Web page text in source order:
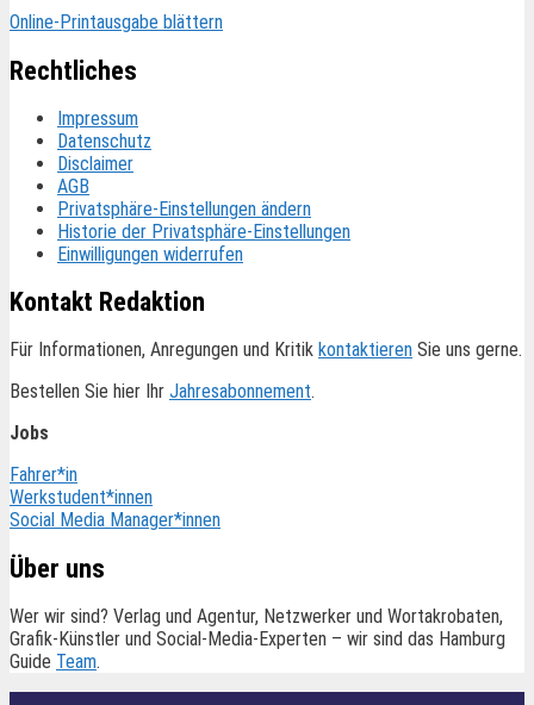
Online-Printausgabe blättern
Rechtliches
Impressum
Datenschutz
Disclaimer
AGB
Privatsphäre-Einstellungen ändern
Historie der Privatsphäre-Einstellungen
Einwilligungen widerrufen
Kontakt Redaktion
Für Informationen, Anregungen und Kritik kontaktieren Sie uns gerne.
Bestellen Sie hier Ihr Jahresabonnement.
Jobs
Fahrer*in
Werkstudent*innen
Social Media Manager*innen
Über uns
Wer wir sind? Verlag und Agentur, Netzwerker und Wortakrobaten,
Grafik-Künstler und Social-Media-Experten – wir sind das Hamburg
Guide Team.